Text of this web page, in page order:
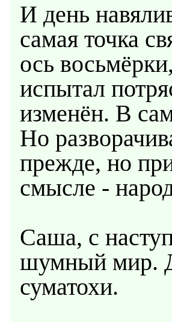
И день
самая точка
ось
испытал
изменён. В
Но
прежде, но
смысле -
Саша, с
шумный мир.
суматохи.